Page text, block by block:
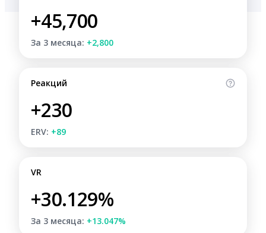
+45,700
За 3 месяца: +2,800
Реакций
+230
ERV: +89
VR
+30.129%
За 3 месяца: +13.047%